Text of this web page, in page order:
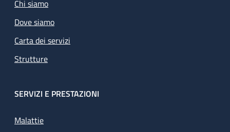
Chi siamo
Dove siamo
Carta dei servizi
Strutture
SERVIZI E PRESTAZIONI
Malattie